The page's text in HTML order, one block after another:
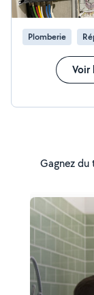
Plomberie
Voir
Gagnez